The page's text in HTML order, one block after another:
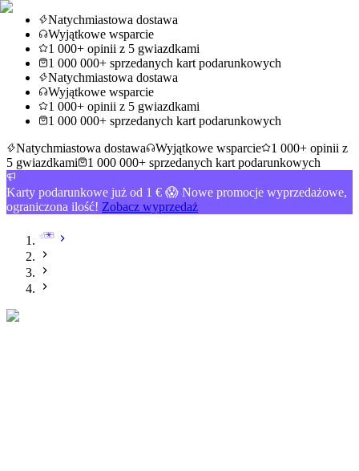
Natychmiastowa dostawa
Wyjątkowe wsparcie
1 000+ opinii z 5 gwiazdkami
1 000 000+ sprzedanych kart podarunkowych
Natychmiastowa dostawa
Wyjątkowe wsparcie
1 000+ opinii z 5 gwiazdkami
1 000 000+ sprzedanych kart podarunkowych
Natychmiastowa dostawa
Wyjątkowe wsparcie
1 000+ opinii z
5 gwiazdkami
1 000 000+ sprzedanych kart podarunkowych
Karty podarunkowe już od 1 € 😱 Nowe promocje wyprzedażowe,
ograniczona ilość! Zobacz wyprzedaż